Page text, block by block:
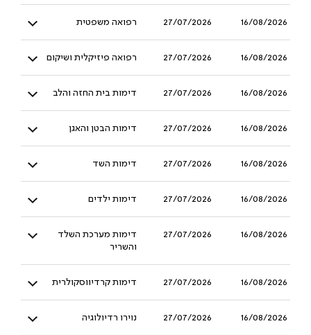
16/08/2026
27/07/2026 רפואה משפטית
16/08/2026
27/07/2026 רפואה פיזיקלית ושיקום
16/08/2026
27/07/2026 דימות בית החזה והלב
16/08/2026
27/07/2026 דימות הבטן והאגן
16/08/2026
27/07/2026 דימות השד
16/08/2026
27/07/2026 דימות ילדים
16/08/2026
27/07/2026
דימות מערכת השלד
והשריר
16/08/2026
27/07/2026 דימות קרדיווסקולרית
16/08/2026
27/07/2026 נוירו רדיולוגיה